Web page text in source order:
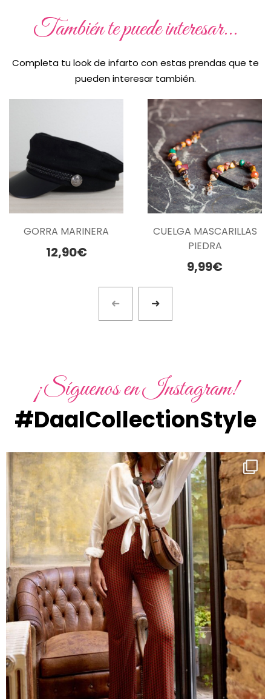
También te puede interesar...
Completa tu look de infarto con estas prendas que te
pueden interesar también.
GORRA MARINERA
12,90€
UNICA
CUELGA MASCARILLAS
PIEDRA
9,99€
¡Síguenos en Instagram!
#DaalCollectionStyle